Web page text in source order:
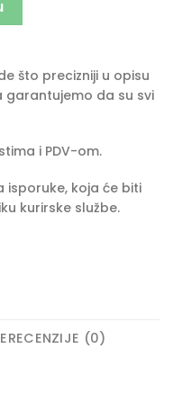
što precizniji u opisu
garantujemo da su svi
i PDV-om.
isporuke, koja će biti
kurirske službe.
RECENZIJE (0)